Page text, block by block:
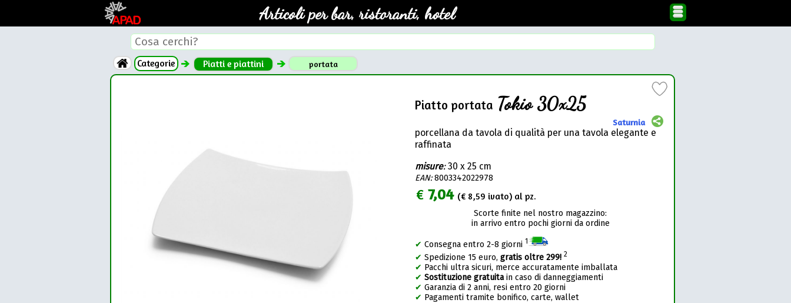
Articoli per bar, ristoranti, hotel
Categorie Piatti e piattini portata
Piatto portataTokio 30x25
Saturnia
porcellana da tavola di qualità per una tavola elegante e
raffinata
misure:30 x 25 cm
EAN:8003342022978
€ 7,04 (€ 8,59 ivato) al pz.
Scorte finite nel nostro magazzino:
in arrivo entro pochi giorni da ordine
✔ Consegna entro 2-8 giorni 1
✔ Spedizione 15 euro, gratis oltre 299! 2
✔ Pacchi ultra sicuri, merce accuratamente imballata
✔ Sostituzione gratuitain caso di danneggiamenti
✔ Garanzia di 2 anni, resi entro 20 giorni
✔ Pagamenti tramite bonifico, carte, wallet